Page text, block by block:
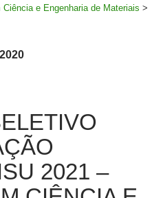
Ciência e Engenharia de Materiais >
2021 –